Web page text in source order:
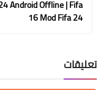
Android Offline | Fifa
16 Mod Fifa 24
تعليقات